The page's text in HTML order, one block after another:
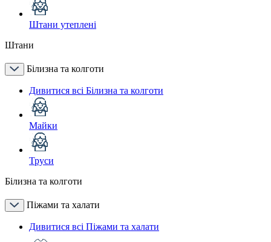
Штани утеплені
Штани
Білизна та колготи
Дивитися всі Білизна та колготи
Майки
Труси
Білизна та колготи
Піжами та халати
Дивитися всі Піжами та халати